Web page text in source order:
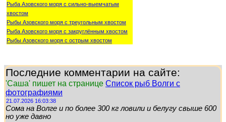
Рыба Азовского моря с сильно-выемчатым
хвостом
Рыбы Азовского моря с треугольным хвостом
Рыба Азовского моря с закруглённым хвостом
Рыбы Азовского моря с острым хвостом
Последние комментарии на сайте:
'Саша' пишет на странице Список рыб Волги с
фотографиями
21.07.2026 16:03:38
Сома на Волге и по более 300 кг ловили и белугу свыше 600
но уже давно